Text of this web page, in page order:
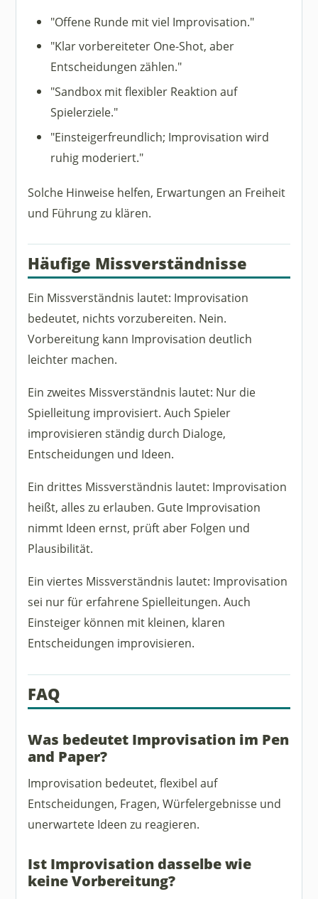
"Offene Runde mit viel Improvisation."
"Klar vorbereiteter One-Shot, aber
Entscheidungen zählen."
"Sandbox mit flexibler Reaktion auf
Spielerziele."
"Einsteigerfreundlich; Improvisation wird
ruhig moderiert."
Solche Hinweise helfen, Erwartungen an Freiheit
und Führung zu klären.
Häufige Missverständnisse
Ein Missverständnis lautet: Improvisation
bedeutet, nichts vorzubereiten. Nein.
Vorbereitung kann Improvisation deutlich
leichter machen.
Ein zweites Missverständnis lautet: Nur die
Spielleitung improvisiert. Auch Spieler
improvisieren ständig durch Dialoge,
Entscheidungen und Ideen.
Ein drittes Missverständnis lautet: Improvisation
heißt, alles zu erlauben. Gute Improvisation
nimmt Ideen ernst, prüft aber Folgen und
Plausibilität.
Ein viertes Missverständnis lautet: Improvisation
sei nur für erfahrene Spielleitungen. Auch
Einsteiger können mit kleinen, klaren
Entscheidungen improvisieren.
FAQ
Was bedeutet Improvisation im Pen
and Paper?
Improvisation bedeutet, flexibel auf
Entscheidungen, Fragen, Würfelergebnisse und
unerwartete Ideen zu reagieren.
Ist Improvisation dasselbe wie
keine Vorbereitung?